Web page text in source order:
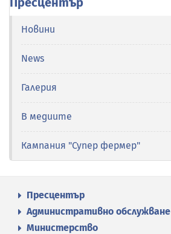
Новини
News
Галерия
В медиите
Кампания "Супер фермер"
Пресцентър
Административно обслужване
Министерство